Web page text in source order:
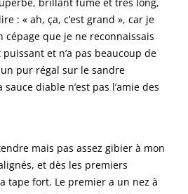
: « ah, ça, c’est grand », car je
cépage que je ne reconnaissais
et n’a pas beaucoup de
pur régal sur le sandre
diable n’est pas l’amie des
mais pas assez gibier à mon
et dès les premiers
tape fort. Le premier a un nez à